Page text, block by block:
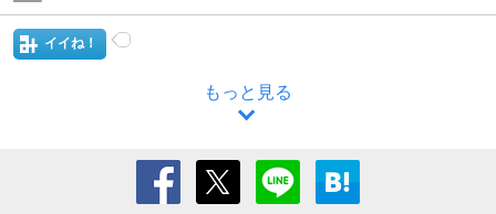
イイね！
もっと見る